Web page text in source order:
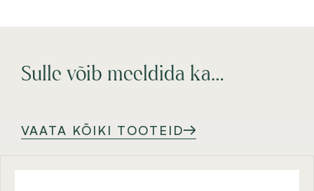
Sulle võib meeldida ka…
VAATA KÕIKI TOOTEID